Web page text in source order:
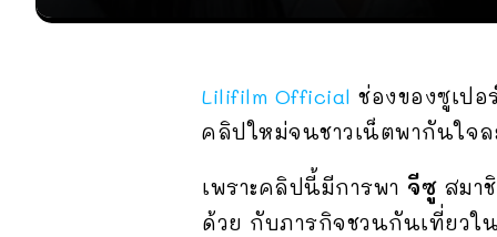
Lilifilm Official ช่องของซูเป
คลิปใหม่จนชาวเน็ตพากันใจล
เพราะคลิปนี้มีการพา จีซู สมา
ด้วย กับภารกิจชวนกันเที่ยว